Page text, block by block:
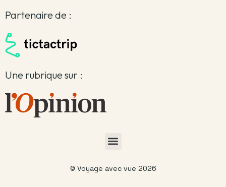
Partenaire de :
Une rubrique sur :
© Voyage avec vue 2026